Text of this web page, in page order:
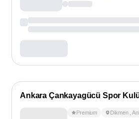
Ankara Çankayagücü Spor
Premium Dikmen ,